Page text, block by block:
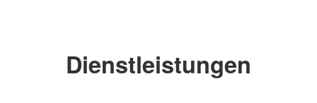
Dienstleistungen